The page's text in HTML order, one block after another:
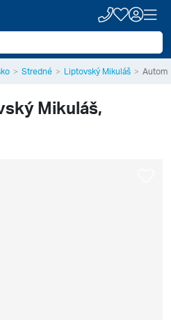
Stredné Liptovský Mikuláš Autom
Mikuláš,